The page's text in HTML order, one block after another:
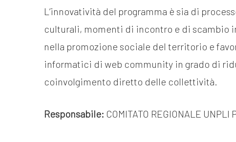
L’innovatività del programma è sia di
culturali, momenti di incontro e di scambio
nella promozione sociale del territorio e
informatici di web community in grado di
coinvolgimento diretto delle collettività.
Responsabile: COMITATO REGIONALE UNPLI